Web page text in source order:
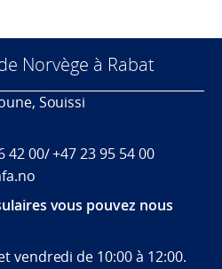
Norvège à Rabat
Souissi
42 00/ +47 23 95 54 00
vous pouvez nous
vendredi de 10:00 à 12:00.